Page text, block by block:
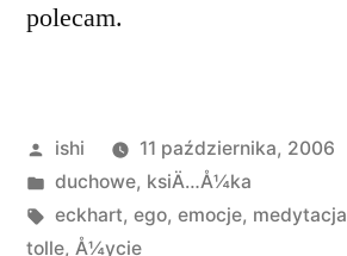
polecam.
Opublikowane
przez
ishi
11 października, 2006
Opublikowano
w
duchowe, ksiÄ…Å¼ka
Tagi:
eckhart, ego, emocje, medytacja
tolle, Å¼ycie